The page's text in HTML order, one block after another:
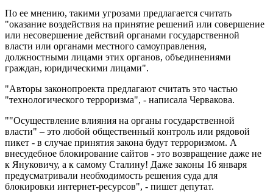
По ее мнению, такими угрозами предлагается считать
"оказание воздействия на принятие решений или совершение
или несовершение действий органами государственной
власти или органами местного самоуправления,
должностными лицами этих органов, объединениями
граждан, юридическими лицами".
"Авторы законопроекта предлагают считать это частью
"технологического терроризма", - написала Червакова.
""Осуществление влияния на органы государственной
власти" – это любой общественный контроль или рядовой
пикет - в случае принятия закона будут терроризмом. А
внесудебное блокирование сайтов - это возвращение даже не
к Януковичу, а к самому Сталину! Даже законы 16 января
предусматривали необходимость решения суда для
блокировки интернет-ресурсов", - пишет депутат.